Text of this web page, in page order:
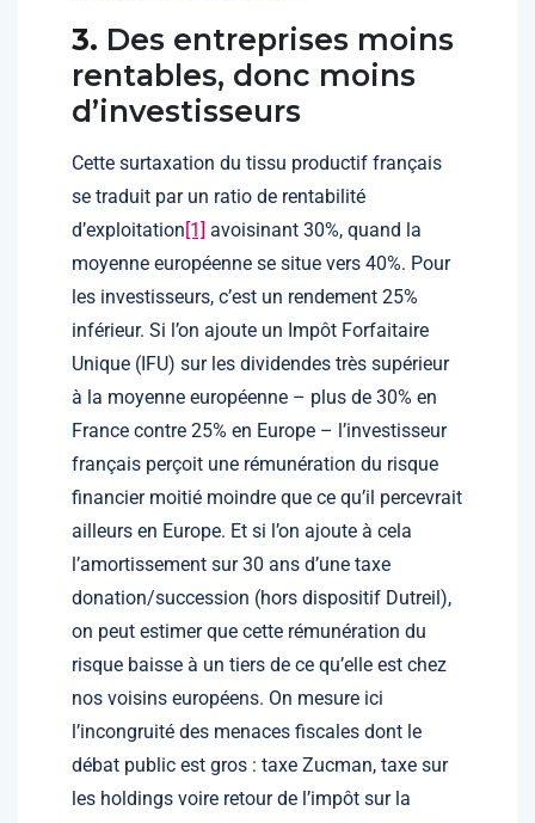
3. Des entreprises moins
rentables, donc moins
d’investisseurs
Cette surtaxation du tissu productif français
se traduit par un ratio de rentabilité
d’exploitation[1] avoisinant 30%, quand la
moyenne européenne se situe vers 40%. Pour
les investisseurs, c’est un rendement 25%
inférieur. Si l’on ajoute un Impôt Forfaitaire
Unique (IFU) sur les dividendes très supérieur
à la moyenne européenne – plus de 30% en
France contre 25% en Europe – l’investisseur
français perçoit une rémunération du risque
financier moitié moindre que ce qu’il percevrait
ailleurs en Europe. Et si l’on ajoute à cela
l’amortissement sur 30 ans d’une taxe
donation/succession (hors dispositif Dutreil),
on peut estimer que cette rémunération du
risque baisse à un tiers de ce qu’elle est chez
nos voisins européens. On mesure ici
l’incongruité des menaces fiscales dont le
débat public est gros : taxe Zucman, taxe sur
les holdings voire retour de l’impôt sur la